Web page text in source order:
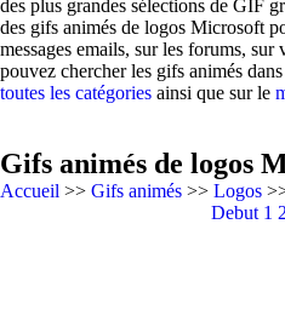
des plus grandes sélections de GIF
des gifs animés de logos Microsoft
messages emails, sur les forums,
pouvez chercher les gifs animés
toutes les catégories ainsi que sur le
Gifs animés de logos
Accueil >> Gifs animés >> Logos
Debut 1 2